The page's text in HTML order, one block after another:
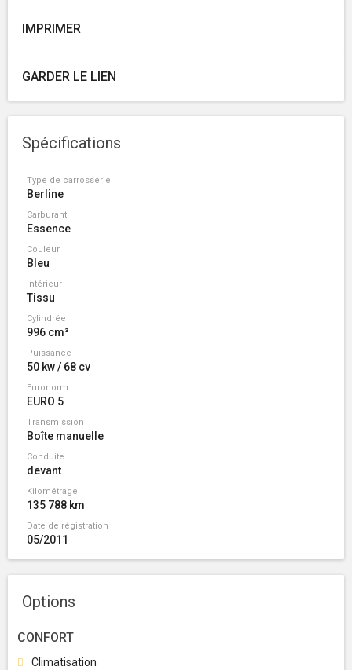
IMPRIMER
GARDER LE LIEN
Spécifications
Type de carrosserie
Berline
Carburant
Essence
Couleur
Bleu
Intérieur
Tissu
Cylindrée
996 cm³
Puissance
50 kw / 68 cv
Euronorm
EURO 5
Transmission
Boîte manuelle
Conduite
devant
Kilométrage
135 788 km
Date de régistration
05/2011
Options
CONFORT
Climatisation